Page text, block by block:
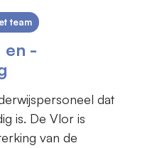
team
en -
dat
is. De Vlor is
van de